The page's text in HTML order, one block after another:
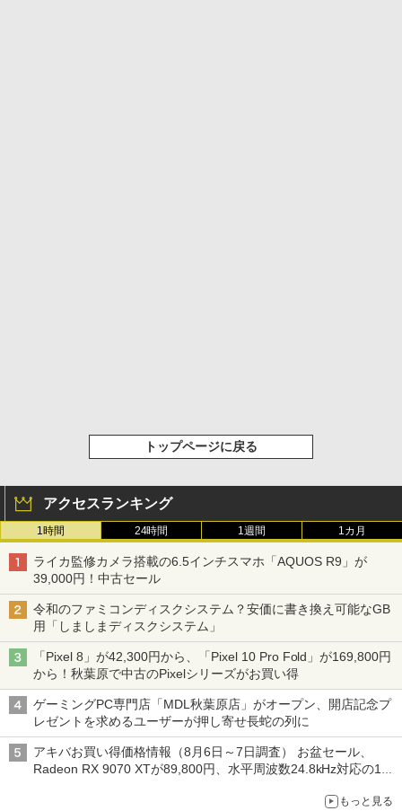
トップページに戻る
アクセスランキング
1時間 24時間 1週間 1カ月
ライカ監修カメラ搭載の6.5インチスマホ「AQUOS R9」が
39,000円！中古セール
令和のファミコンディスクシステム？安価に書き換え可能なGB
用「しましまディスクシステム」
「Pixel 8」が42,300円から、「Pixel 10 Pro Fold」が169,800円
から！秋葉原で中古のPixelシリーズがお買い得
ゲーミングPC専門店「MDL秋葉原店」がオープン、開店記念プ
レゼントを求めるユーザーが押し寄せ長蛇の列に
アキバお買い得価格情報（8月6日～7日調査） お盆セール、
Radeon RX 9070 XTが89,800円、水平周波数24.8kHz対応の17
もっと見る